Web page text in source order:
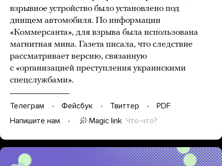
взрывное устройство было установлено под
днищем автомобиля. По информации
«Коммерсанта», для взрыва была использована
магнитная мина. Газета писала, что следствие
рассматривает версию, связанную
с «организацией преступления украинскими
спецслужбами».
Телеграм Фейсбук Твиттер
PDF
Напишите нам
Magic link Что-что?